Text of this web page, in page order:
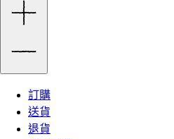
訂購
送貨
退貨